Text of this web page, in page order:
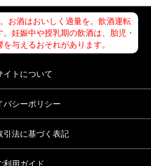
お酒はおいしく適量を。飲酒運転
妊娠中や授乳期の飲酒は、胎児・
与えるおそれがあります。
イトについて
バシーポリシー
引法に基づく表記
利用ガイド